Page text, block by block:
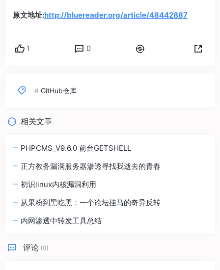
原文地址:http://bluereader.org/article/48442887
1 0
# GitHub仓库
相关文章
PHPCMS_V9.6.0 前台GETSHELL
正方教务漏洞服务器渗透寻找我逝去的青春
初识linux内核漏洞利用
从果粉到黑吃黑：一个论坛挂马的奇异反转
内网渗透中转发工具总结
评论 (0)